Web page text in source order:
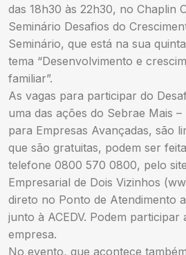
das 18h30 às 22h30, no Chaplin
Seminário Desafios do
Seminário, que está na sua
tema “Desenvolvimento e
familiar”.
As vagas para participar do
uma das ações do Sebrae Mais
para Empresas Avançadas, são
que são gratuitas, podem ser
telefone 0800 570 0800, pelo
Empresarial de Dois Vizinhos
direto no Ponto de Atendimento
junto à ACEDV. Podem participar
empresa.
No evento, que acontece